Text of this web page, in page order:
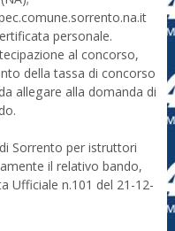
personale.
al concorso,
della tassa di concorso
allegare alla domanda di
Sorrento per istruttori
il relativo bando,
Ufficiale n.101 del 21-12-